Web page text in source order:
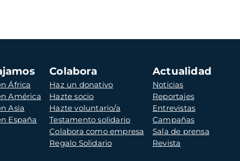
África
América
Asia
España
Colabora
Haz un donativo
Hazte socio
Hazte voluntario/a
Testamento solidario
Colabora como empresa
Regalo Solidario
Actualidad
Noticias
Reportajes
Entrevistas
Campañas
Sala de prensa
Revista